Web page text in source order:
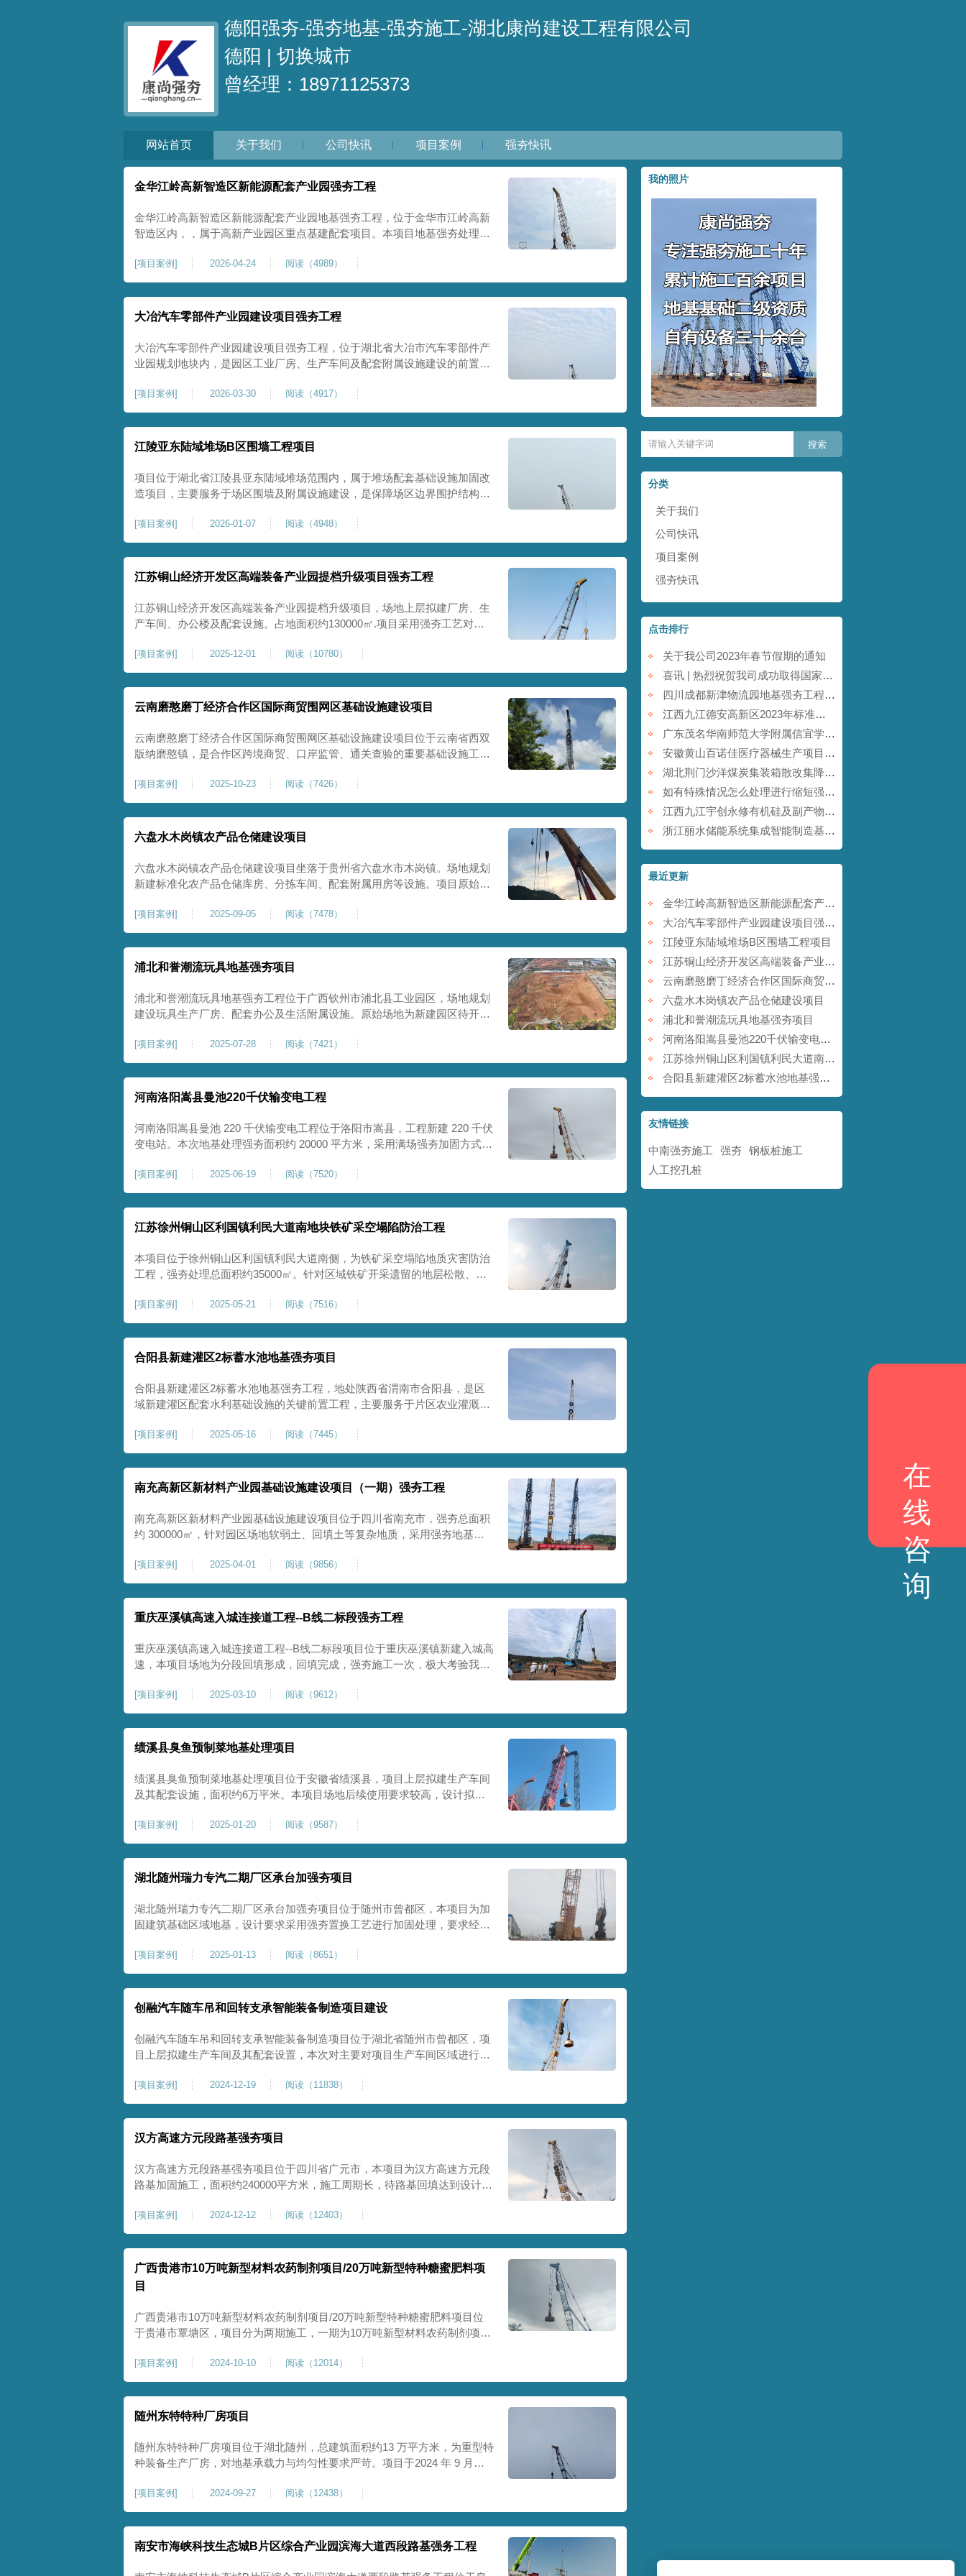
德阳强夯-强夯地基-强夯施工-湖北康尚建设工程有限公司
德阳 | 切换城市
曾经理：18971125373
网站首页 关于我们 公司快讯 项目案例 强夯快讯
金华江岭高新智造区新能源配套产业园强夯工程
金华江岭高新智造区新能源配套产业园地基强夯工程，位于金华市江岭高新
智造区内，，属于高新产业园区重点基建配套项目。本项目地基强夯处理总
区新建建设用地，原始场地土质松散、土层固结不均匀、孔隙较大、地基承
载力偏弱。新能源产业园厂房及配套设施对
[项目案例 ] 2026-04-24 阅读（4989）
大冶汽车零部件产业园建设项目强夯工程
大冶汽车零部件产业园建设项目强夯工程，位于湖北省大冶市汽车零部件产
业园规划地块内，是园区工业厂房、生产车间及配套附属设施建设的前置基
散、土质均匀性较差、土体固结度不足，天然地基承载力偏低。汽车零部件
生产厂房对地基平整度、整体刚度、沉降控
[项目案例 ] 2026-03-30 阅读（4917）
江陵亚东陆域堆场B区围墙工程项目
项目位于湖北省江陵县亚东陆域堆场范围内，属于堆场配套基础设施加固改
造项目，主要服务于场区围墙及附属设施建设，是保障场区边界围护结构稳
㎡，施工范围为陆域堆场B区围墙沿线及配套场地。原场地土层松散、回填
不均、固结程度差，地基承载力较低，且堆
[项目案例 ] 2026-01-07 阅读（4948）
江苏铜山经济开发区高端装备产业园提档升级项目强夯工程
江苏铜山经济开发区高端装备产业园提档升级项目，场地上层拟建厂房、生
产车间、办公楼及配套设施。占地面积约130000㎡.项目采用强夯工艺对地
压缩模量≥5MPa，工程实施后将有效提升场地整体承载力与均匀性，消除不
均匀沉降隐患，为园区高端装备产业项目
[项目案例 ] 2025-12-01 阅读（10780）
云南磨憨磨丁经济合作区国际商贸围网区基础设施建设项目
云南磨憨磨丁经济合作区国际商贸围网区基础设施建设项目位于云南省西双
版纳磨憨镇，是合作区跨境商贸、口岸监管、通关查验的重要基础设施工
夯加固施工工艺，通过全场地强夯提升地基承载力、消除不均匀沉降，满足
围网区后续建（构）筑物及重型作业场地使
[项目案例 ] 2025-10-23 阅读（7426）
六盘水木岗镇农产品仓储建设项目
六盘水木岗镇农产品仓储建设项目坐落于贵州省六盘水市木岗镇。场地规划
新建标准化农产品仓储库房、分拣车间、配套附属用房等设施。项目原始场
体承载力偏弱、均匀性不足。农产品仓储建筑需长期承受货物堆放荷载，对
地基沉降稳定性、整体密实度要求较高，
[项目案例 ] 2025-09-05 阅读（7478）
浦北和誉潮流玩具地基强夯项目
浦北和誉潮流玩具地基强夯工程位于广西钦州市浦北县工业园区，场地规划
建设玩具生产厂房、配套办公及生活附属设施。原始场地为新建园区待开发
差，若直接施工易出现地基不均匀沉降、地面开裂、墙体变形等质量问题，
无法满足工业厂房长期荷载及规范建设标
[项目案例 ] 2025-07-28 阅读（7421）
河南洛阳嵩县曼池220千伏输变电工程
河南洛阳嵩县曼池 220 千伏输变电工程位于洛阳市嵩县，工程新建 220 千伏
变电站。本次地基处理强夯面积约 20000 平方米，采用满场强夯加固方式改
各类构支架、电气设备及配套设施建设标准。本项目是嵩县重要电力基础设
施，投运后优化区域电网布局，增强当
[项目案例 ] 2025-06-19 阅读（7520）
江苏徐州铜山区利国镇利民大道南地块铁矿采空塌陷防治工程
本项目位于徐州铜山区利国镇利民大道南侧，为铁矿采空塌陷地质灾害防治
工程，强夯处理总面积约35000㎡。针对区域铁矿开采遗留的地层松散、裂
险，提升场地整体稳定性与承载力，彻底改善地块建设条件，实现矿区地质
灾害治理与土地安全利用。
[项目案例 ] 2025-05-21 阅读（7516）
合阳县新建灌区2标蓄水池地基强夯项目
合阳县新建灌区2标蓄水池地基强夯工程，地处陕西省渭南市合阳县，是区
域新建灌区配套水利基础设施的关键前置工程，主要服务于片区农业灌溉蓄
稳定运行。本工程核心施工内容为蓄水池场地地基强夯加固处理，总强夯施
工面积25000㎡，施工完成后场地上部将新
[项目案例 ] 2025-05-16 阅读（7445）
南充高新区新材料产业园基础设施建设项目（一期）强夯工程
南充高新区新材料产业园基础设施建设项目位于四川省南充市，强夯总面积
约 300000㎡，针对园区场地软弱土、回填土等复杂地质，采用强夯地基加
筑牢基础。本项目施工作业面积大，我司将整个场地施工区域合理划分为若
干个区段，分区分段施工，投入强夯设备3
[项目案例 ] 2025-04-01 阅读（9856）
重庆巫溪镇高速入城连接道工程--B线二标段强夯工程
重庆巫溪镇高速入城连接道工程--B线二标段项目位于重庆巫溪镇新建入城高
速，本项目场地为分段回填形成，回填完成，强夯施工一次，极大考验我司
一次，确认工程量，严格把控每标段施工区域的施工质量，确保工程整体质
量。在施工过程中我司严格按照设计规范
[项目案例 ] 2025-03-10 阅读（9612）
绩溪县臭鱼预制菜地基处理项目
绩溪县臭鱼预制菜地基处理项目位于安徽省绩溪县，项目上层拟建生产车间
及其配套设施，面积约6万平米。本项目场地后续使用要求较高，设计拟采
配备28m龙门架一幅辅助高能级强夯施工，配备85T，直径为2m，高度为
2.2m的柱锤一个，柱锤接地面积更小，强夯穿透
[项目案例 ] 2025-01-20 阅读（9587）
湖北随州瑞力专汽二期厂区承台加强夯项目
湖北随州瑞力专汽二期厂区承台加强夯项目位于随州市曾都区，本项目为加
固建筑基础区域地基，设计要求采用强夯置换工艺进行加固处理，要求经处
物，且本项目采用夯击能较大，夯击次数较多，为确保场地临近建筑物安全
性，我司在临近建筑物的场地界限开挖减震沟
[项目案例 ] 2025-01-13 阅读（8651）
创融汽车随车吊和回转支承智能装备制造项目建设
创融汽车随车吊和回转支承智能装备制造项目位于湖北省随州市曾都区，项
目上层拟建生产车间及其配套设置，本次对主要对项目生产车间区域进行强
康尚强夯公司于2024年12月15日组织设备人员进场，设备型号为
ZRYG3500C，施工作业人员按照设计严格施工。
[项目案例 ] 2024-12-19 阅读（11838）
汉方高速方元段路基强夯项目
汉方高速方元段路基强夯项目位于四川省广元市，本项目为汉方高速方元段
路基加固施工，面积约240000平方米，施工周期长，待路基回填达到设计标
月20日安排设备人员进场，按照图纸设计施工。
[项目案例 ] 2024-12-12 阅读（12403）
广西贵港市10万吨新型材料农药制剂项目/20万吨新型特种糖蜜肥料项
目
广西贵港市10万吨新型材料农药制剂项目/20万吨新型特种糖蜜肥料项目位
于贵港市覃塘区，项目分为两期施工，一期为10万吨新型材料农药制剂项目
夯和普通强夯施工两种施工模式。为确保后期地基使用要求，单独对基础承
台位置地基进行置换加强夯，其他区域采用
[项目案例 ] 2024-10-10 阅读（12014）
随州东特特种厂房项目
随州东特特种厂房项目位于湖北随州，总建筑面积约13 万平方米，为重型特
种装备生产厂房，对地基承载力与均匀性要求严苛。项目于2024 年 9 月正
面提升场地密实度与承载性能，满足重载车间、设备基础与行车轨道的长期
稳定运行要求。项目严格遵循强夯地基处
[项目案例 ] 2024-09-27 阅读（12438）
南安市海峡科技生态城B片区综合产业园滨海大道西段路基强务工程
我的照片
分类
关于我们
公司快讯
项目案例
强夯快讯
点击排行
关于我公司2023年春节假期的通知
喜讯 | 热烈祝贺我司成功取得国家商标注册证书！
四川成都新津物流园地基强夯工程【康尚强夯建设】
江西九江德安高新区2023年标准厂房及配套基础设施建设项目【康尚强夯建设】
广东茂名华南师范大学附属信宜学校强夯地基项目【康尚强夯建设】
安徽黄山百诺佳医疗器械生产项目(一期)地基强夯工程【康尚强夯建设】
湖北荆门沙洋煤炭集装箱散改集降水强夯项目【康尚强夯建设】
如有特殊情况怎么处理进行缩短强夯施工的工期
江西九江宇创永修有机硅及副产物综合利用项目强夯工程【康尚强夯建设】
浙江丽水储能系统集成智能制造基地项目强夯工程【康尚强夯建设】
最近更新
金华江岭高新智造区新能源配套产业园强夯工程
大冶汽车零部件产业园建设项目强夯工程
江陵亚东陆域堆场B区围墙工程项目
江苏铜山经济开发区高端装备产业园提档升级项目强夯工程
云南磨憨磨丁经济合作区国际商贸围网区基础设施建设项目
六盘水木岗镇农产品仓储建设项目
浦北和誉潮流玩具地基强夯项目
河南洛阳嵩县曼池220千伏输变电工程
江苏徐州铜山区利国镇利民大道南地块铁矿采空塌陷防治工程
合阳县新建灌区2标蓄水池地基强夯项目
友情链接
中南强夯施工 强夯
钢板桩施工
人工挖孔桩
在
线
咨
询